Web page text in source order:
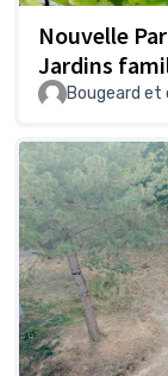
Nouvelle
Jardins
Bougeard